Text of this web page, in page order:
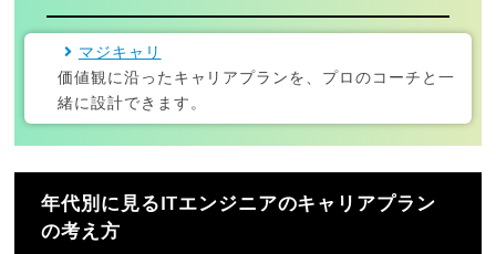
マジキャリ
価値観に沿ったキャリアプランを、プロのコーチと一
緒に設計できます。
年代別に見るITエンジニアのキャリアプラン
の考え方